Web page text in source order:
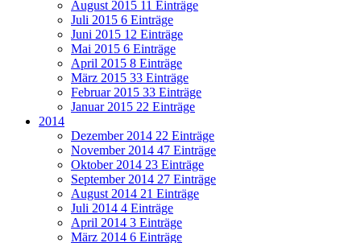
August 2015 11 Einträge
Juli 2015 6 Einträge
Juni 2015 12 Einträge
Mai 2015 6 Einträge
April 2015 8 Einträge
März 2015 33 Einträge
Februar 2015 33 Einträge
Januar 2015 22 Einträge
2014
Dezember 2014 22 Einträge
November 2014 47 Einträge
Oktober 2014 23 Einträge
September 2014 27 Einträge
August 2014 21 Einträge
Juli 2014 4 Einträge
April 2014 3 Einträge
März 2014 6 Einträge